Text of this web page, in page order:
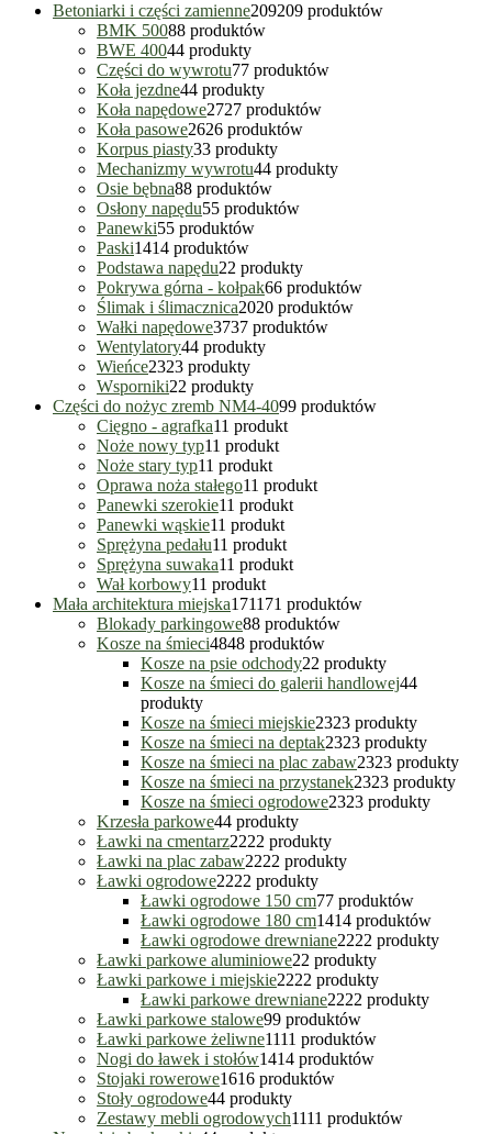
Betoniarki i części zamienne209209 produktów
BMK 50088 produktów
BWE 40044 produkty
Części do wywrotu77 produktów
Koła jezdne44 produkty
Koła napędowe2727 produktów
Koła pasowe2626 produktów
Korpus piasty33 produkty
Mechanizmy wywrotu44 produkty
Osie bębna88 produktów
Osłony napędu55 produktów
Panewki55 produktów
Paski1414 produktów
Podstawa napędu22 produkty
Pokrywa górna - kołpak66 produktów
Ślimak i ślimacznica2020 produktów
Wałki napędowe3737 produktów
Wentylatory44 produkty
Wieńce2323 produkty
Wsporniki22 produkty
Części do nożyc zremb NM4-4099 produktów
Cięgno - agrafka11 produkt
Noże nowy typ11 produkt
Noże stary typ11 produkt
Oprawa noża stałego11 produkt
Panewki szerokie11 produkt
Panewki wąskie11 produkt
Sprężyna pedału11 produkt
Sprężyna suwaka11 produkt
Wał korbowy11 produkt
Mała architektura miejska171171 produktów
Blokady parkingowe88 produktów
Kosze na śmieci4848 produktów
Kosze na psie odchody22 produkty
Kosze na śmieci do galerii handlowej44
produkty
Kosze na śmieci miejskie2323 produkty
Kosze na śmieci na deptak2323 produkty
Kosze na śmieci na plac zabaw2323 produkty
Kosze na śmieci na przystanek2323 produkty
Kosze na śmieci ogrodowe2323 produkty
Krzesła parkowe44 produkty
Ławki na cmentarz2222 produkty
Ławki na plac zabaw2222 produkty
Ławki ogrodowe2222 produkty
Ławki ogrodowe 150 cm77 produktów
Ławki ogrodowe 180 cm1414 produktów
Ławki ogrodowe drewniane2222 produkty
Ławki parkowe aluminiowe22 produkty
Ławki parkowe i miejskie2222 produkty
Ławki parkowe drewniane2222 produkty
Ławki parkowe stalowe99 produktów
Ławki parkowe żeliwne1111 produktów
Nogi do ławek i stołów1414 produktów
Stojaki rowerowe1616 produktów
Stoły ogrodowe44 produkty
Zestawy mebli ogrodowych1111 produktów